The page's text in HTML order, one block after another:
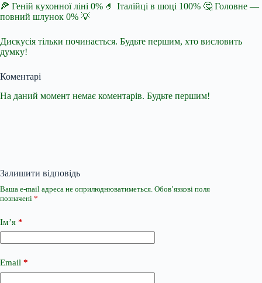
🍕 Геній кухонної ліні 0% 🤌 Італійці в шоці 100% 🤔 Головне —
повний шлунок 0% 💡
Дискусія тільки починається. Будьте першим, хто висловить
думку!
Коментарі
На даний момент немає коментарів. Будьте першим!
Залишити відповідь
Ваша e-mail адреса не оприлюднюватиметься. Обов’язкові поля
позначені *
Ім’я *
Email *